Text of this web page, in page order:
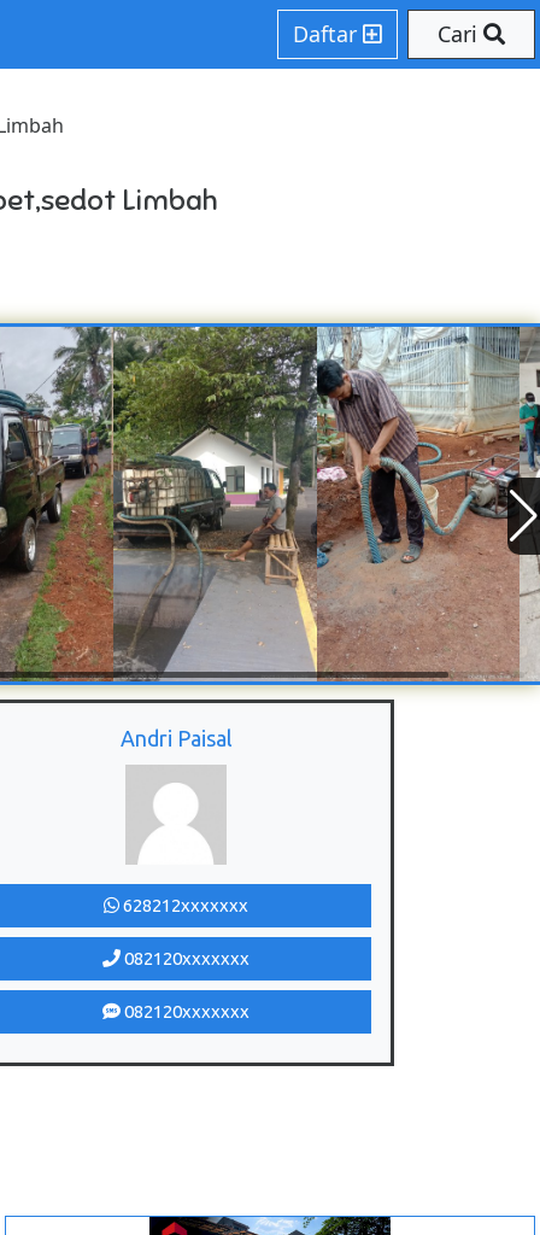
Daftar Cari
Limbah
Andri Paisal
628212xxxxxxx
082120xxxxxxx
082120xxxxxxx